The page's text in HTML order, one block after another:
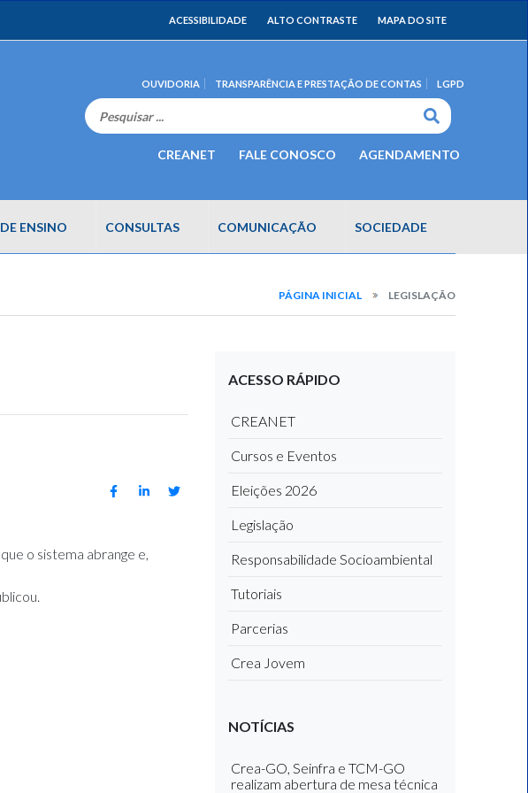
ACESSIBILIDADE ALTO CONTRASTE MAPA DO SITE
OUVIDORIA TRANSPARÊNCIA E PRESTAÇÃO DE CONTAS LGPD
CREANET FALE CONOSCO AGENDAMENTO
ENSINO CONSULTAS COMUNICAÇÃO SOCIEDADE
PÁGINA INICIAL LEGISLAÇÃO
o sistema abrange e,
ACESSO RÁPIDO
CREANET
Cursos e Eventos
Eleições 2026
Legislação
Responsabilidade Socioambiental
Tutoriais
Parcerias
Crea Jovem
NOTÍCIAS
Crea-GO, Seinfra e TCM-GO
realizam abertura de mesa técnica